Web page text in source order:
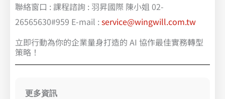
聯絡窗口 : 課程諮詢 : 羽昇國際 陳小姐 02-
26565630#959 E-mail :service@wingwill.com.tw
立即行動為你的企業量身打造的 AI 協作最佳實務轉型
策略！
更多資訊